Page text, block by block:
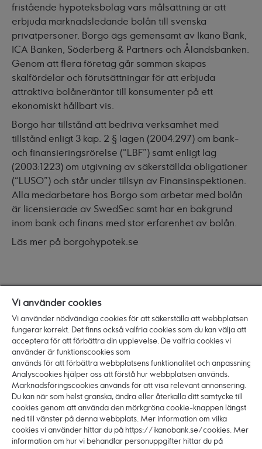
fristående hypoteksbolag vars målsättning är att
erbjuda marknadsledande bolån till svenska
privatpersoner. Borgo ägs gemensamt av Ikano Bank,
ICA Banken, Söderberg & Partners och Ålandsbanken.
Genom att flera företag går samman skapas
skalfördelar och förutsättningar för att erbjuda
attraktiva bolåneräntor till konsumenter på ett
ekonomiskt hållbart vis.
Borgo har tillstånd att bedriva verksamhet med
tillstånd enligt 3 kap. 2 § lagen (2004:297) om bank-
och finansieringsrörelse (“LBF”) samt enligt lag
(2003:1223) om utgivning av säkerställda obligationer
(“LUSO”) och står under tillsyn av Finansinspektionen.
Alla medarbetare hos Borgo som arbetar med bolån
är licensierade av SwedSec samt har en bakgrund
inom bank och finans med stor erfarenhet av bolån.
Läs mer på borgohypotek.se
Villkor för bolån
Allmänna villkor för bostadskredit till konsument
Allmänna villkor - lånelöfte för bostadskredit
Allmänna villkor - handpennings- och
överbryggningslån
Standardiserad förmedlarinformation
Produkter
Vi använder cookies
Vi använder nödvändiga cookies för att säkerställa att webbplatsen
fungerar korrekt. Det finns också valfria cookies som du kan välja att
acceptera för att förbättra din upplevelse. De valfria cookies vi
använder är funktionscookies som
används för att förbättra webbplatsens funktionalitet och anpassning.
Analyscookies hjälper oss att förstå hur webbplatsen används.
Marknadsföringscookies används för att visa relevant annonsering.
Du kan när som helst granska, ändra eller återkalla ditt samtycke till
cookies genom att använda den mörkgröna cookie-knappen längst
ned till vänster på denna webbplats. Mer information om vilka
cookies vi använder hittar du på https://ikanobank.se/cookies. Mer
information om hur vi behandlar personuppgifter hittar du på